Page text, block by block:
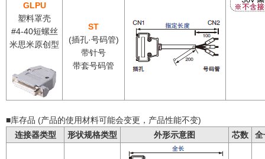
GLPU
塑料罩壳
#4-40短螺丝
米思米原创型
ST
(插孔·号码管)
带针号
带套号码管
■库存品 (产品的使用材料可能会变更，产品性能不变)
连接器类型
形状规格类型 外形示意图 芯数 全